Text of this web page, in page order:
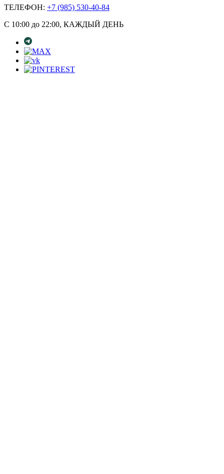
ТЕЛЕФОН: +7 (985) 530-40-84
С 10:00 до 22:00, КАЖДЫЙ ДЕНЬ